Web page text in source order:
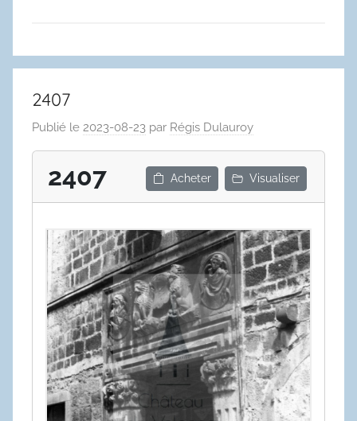
2407
Publié le 2023-08-23 par Régis Dulauroy
2407 Acheter Visualiser